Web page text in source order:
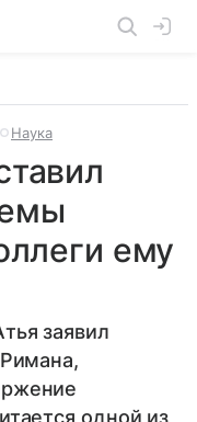
Наука
ему
заявил
одной из